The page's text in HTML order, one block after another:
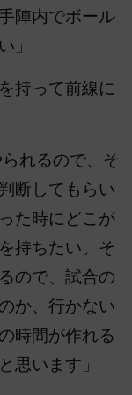
陣内でボール
」
持って前線に
れるので、そ
断してもらい
た時にどこが
持ちたい。そ
ので、試合の
か、行かない
時間が作れる
思います」